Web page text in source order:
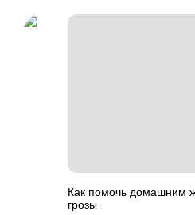
Как помочь домашним
грозы